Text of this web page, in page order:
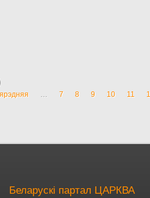
… 7 8 9 10 11
Беларускі партал ЦАРКВА